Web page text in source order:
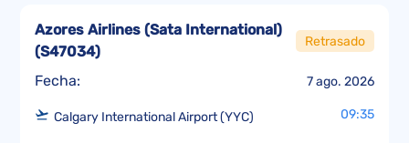
Fecha: 7 ago. 2026
Azores Airlines (Sata International)
(S47034)
Retrasado
Calgary International Airport (YYC) 09:35